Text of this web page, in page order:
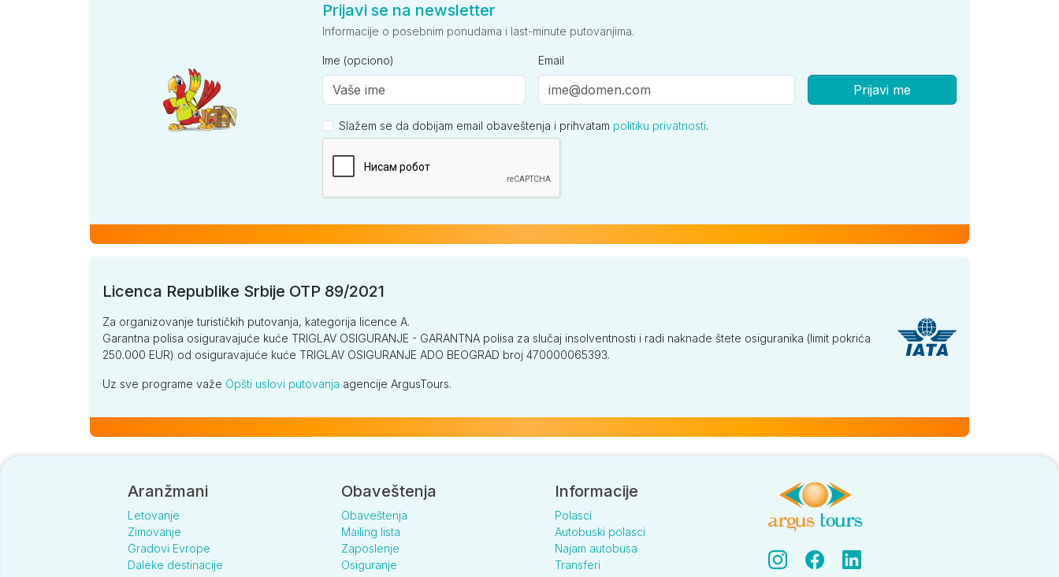
Prijavi se na newsletter
Informacije o posebnim ponudama i last-minute putovanjima.
Ime (opciono) Email
Prijavi me
Slažem se da dobijam email obaveštenja i prihvatam politiku privatnosti.
Licenca Republike Srbije OTP 89/2021
Za organizovanje turističkih putovanja, kategorija licence A.
Garantna polisa osiguravajuće kuće TRIGLAV OSIGURANJE - GARANTNA polisa za slučaj insolventnosti i radi naknade štete osiguranika (limit pokrića
250.000 EUR) od osiguravajuće kuće TRIGLAV OSIGURANJE ADO BEOGRAD broj 470000065393.
Uz sve programe važe Opšti uslovi putovanja agencije ArgusTours.
Aranžmani
Letovanje
Zimovanje
Gradovi Evrope
Daleke destinacije
Obaveštenja
Obaveštenja
Mailing lista
Zaposlenje
Osiguranje
Informacije
Polasci
Autobuski polasci
Najam autobusa
Transferi